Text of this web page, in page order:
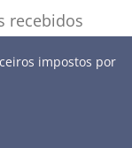
recebidos
local
impostos por